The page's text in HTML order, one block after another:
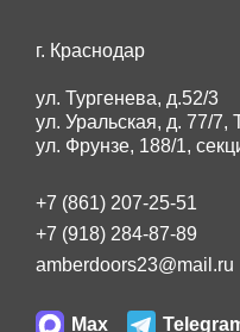
г. Краснодар
ул. Тургенева, д.52/3
ул. Уральская, д. 77/
ул. Фрунзе, 188/1,
+7 (861) 207-25-51
+7 (918) 284-87-89
amberdoors23@mail.ru
Max